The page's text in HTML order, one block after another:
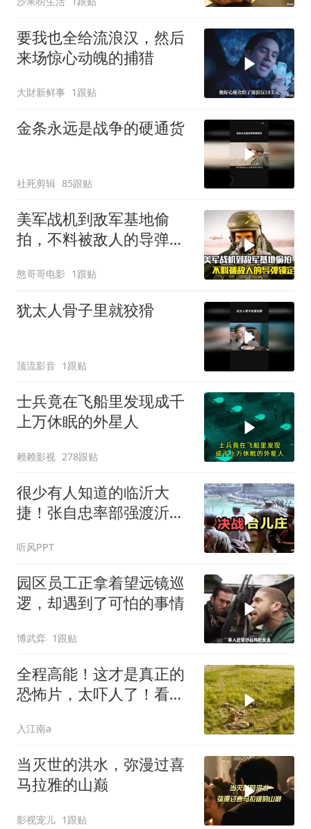
要我也全给流浪汉，然后
来场惊心动魄的捕猎
大財新鲜事 1跟贴
金条永远是战争的硬通货
社死剪辑 85跟贴
美军战机到敌军基地偷
拍，不料被敌人的导弹锁
憨哥哥电影 1跟贴
犹太人骨子里就狡猾
顶流影音 1跟贴
士兵竟在飞船里发现成千
上万休眠的外星人
赖赖影视 278跟贴
很少有人知道的临沂大
捷！张自忠率部强渡沂
听风PPT
园区员工正拿着望远镜巡
逻，却遇到了可怕的事情
博武弈 1跟贴
全程高能！这才是真正的
恐怖片，太吓人了！看完
入江南a
当灭世的洪水，弥漫过喜
马拉雅的山巅
影视宠儿 1跟贴